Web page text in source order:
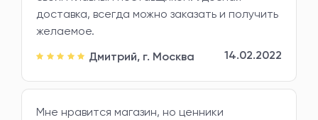
доставка, всегда можно заказать и получить
желаемое.
Дмитрий, г. Москва 14.02.2022
Мне нравится магазин, но ценники